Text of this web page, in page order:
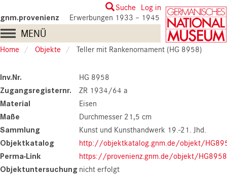
to
main
content
User
account
menu
Suche Log in
gnm.provenienz Erwerbungen 1933 – 1945
Main
navigation
MENÜ
Home Objekte Teller mit Rankenornament (HG 8958)
Inv.Nr. HG 8958
Zugangsregisternr. ZR 1934/64 a
Material Eisen
Maße Durchmesser 21,5 cm
Sammlung Kunst und Kunsthandwerk 19.-21. Jhd.
Objektkatalog http://objektkatalog.gnm.de/objekt/
Perma-Link https://provenienz.gnm.de/objekt/HG8958
Objektuntersuchung nicht erfolgt